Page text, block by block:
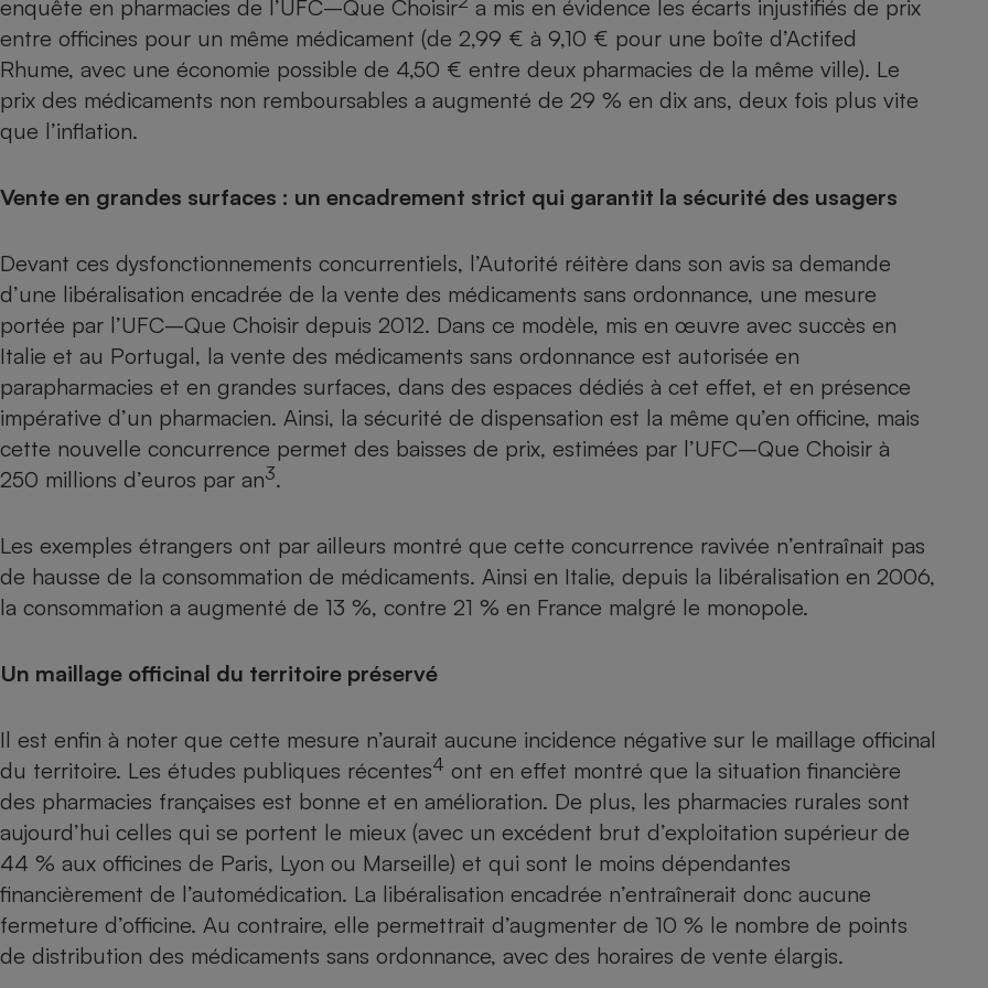
enquête en pharmacies de l’UFC–Que Choisir
a mis en évidence les écarts injustifiés de prix
entre officines pour un même médicament (de 2,99 € à 9,10 € pour une boîte d’Actifed
Rhume, avec une économie possible de 4,50 € entre deux pharmacies de la même ville). Le
prix des médicaments non remboursables a augmenté de 29 % en dix ans, deux fois plus vite
que l’inflation.
Vente en grandes surfaces : un encadrement strict qui garantit la sécurité des usagers
Devant ces dysfonctionnements concurrentiels, l’Autorité réitère dans son avis sa demande
d’une libéralisation encadrée de la vente des médicaments sans ordonnance, une mesure
portée par l’UFC–Que Choisir depuis 2012. Dans ce modèle, mis en œuvre avec succès en
Italie et au Portugal, la vente des médicaments sans ordonnance est autorisée en
parapharmacies et en grandes surfaces, dans des espaces dédiés à cet effet, et en présence
impérative d’un pharmacien. Ainsi, la sécurité de dispensation est la même qu’en officine, mais
cette nouvelle concurrence permet des baisses de prix, estimées par l’UFC–Que Choisir à
250 millions d’euros par an3.
Les exemples étrangers ont par ailleurs montré que cette concurrence ravivée n’entraînait pas
de hausse de la consommation de médicaments. Ainsi en Italie, depuis la libéralisation en 2006,
la consommation a augmenté de 13 %, contre 21 % en France malgré le monopole.
Un maillage officinal du territoire préservé
Il est enfin à noter que cette mesure n’aurait aucune incidence négative sur le maillage officinal
du territoire. Les études publiques récentes4 ont en effet montré que la situation financière
des pharmacies françaises est bonne et en amélioration. De plus, les pharmacies rurales sont
aujourd’hui celles qui se portent le mieux (avec un excédent brut d’exploitation supérieur de
44 % aux officines de Paris, Lyon ou Marseille) et qui sont le moins dépendantes
financièrement de l’automédication. La libéralisation encadrée n’entraînerait donc aucune
fermeture d’officine. Au contraire, elle permettrait d’augmenter de 10 % le nombre de points
de distribution des médicaments sans ordonnance, avec des horaires de vente élargis.
Complément
Champagne - Comment choisir une
bouteille de champagne
Banque en ligne
Gros électroménager
Petit électroménager - Ustensile
Lave-linge Lave-vaisselle
Plaque de cuisson à
Four encastrable
Climatiseur -
Ventilateur
Aspirateur
Internet
Téléphonie
Téléviseur Ordinateur portable
Téléphone mobile -
Appareil photo
numérique
Antivirus
Matelas Poêle à granulés
Ventilateur
Antimoustique Crème solaire